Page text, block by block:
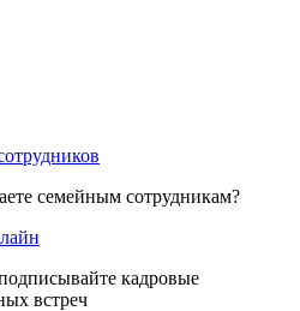
семейным сотрудникам?
кадровые
встреч